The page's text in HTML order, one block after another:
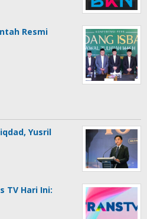
Resmi
Yusril
TV Hari Ini: